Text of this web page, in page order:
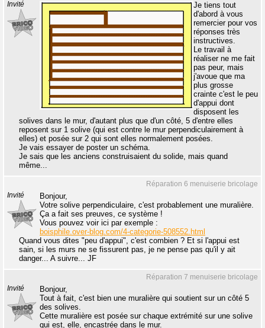
Invité
Je tiens tout
d'abord à vous
remercier pour vos
réponses très
instructives.
Le travail à
réaliser ne me fait
pas peur, mais
j'avoue que ma
plus grosse
crainte c'est le peu
d'appui dont
disposent les
solives dans le mur, d'autant plus que d'un côté, 5 d'entre elles
reposent sur 1 solive (qui est contre le mur perpendiculairement à
elles) et posée sur 2 qui sont elles normalement posées.
Je vais essayer de poster un schéma.
Je sais que les anciens construisaient du solide, mais quand
même...
Réparation 6 menuiserie bricolage
Invité
Bonjour,
Votre solive perpendiculaire, c'est probablement une muralière.
Ça a fait ses preuves, ce système !
Vous pouvez voir ici par exemple :
boisphile.over-blog.com/4-categorie-508552.html
Quand vous dites "peu d'appui", c'est combien ? Et si l'appui est
sain, si les murs ne se fissurent pas, je ne pense pas qu'il y ait
danger... A suivre... JF
Réparation 7 menuiserie bricolage
Invité
Bonjour,
Tout à fait, c'est bien une muralière qui soutient sur un côté 5
des solives.
Cette muralière est posée sur chaque extrémité sur une solive
qui est, elle, encastrée dans le mur.